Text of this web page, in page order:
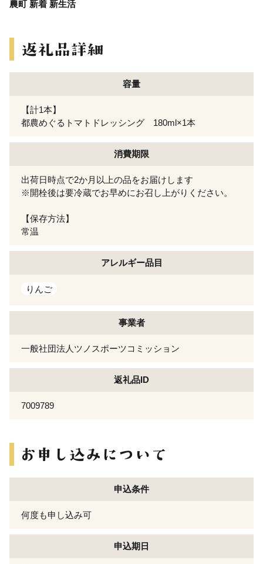
農町 新着 新生活
容量
【計1本】
都農めぐるトマトドレッシング 180ml×1本
消費期限
出荷日時点で2か月以上の品をお届けします
※開栓後は要冷蔵でお早めにお召し上がりください。
【保存方法】
常温
アレルギー品目
りんご
事業者
一般社団法人ツノスポーツコミッション
返礼品ID
7009789
申込条件
何度も申し込み可
申込期日